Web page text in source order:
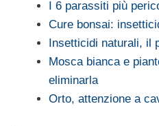
I 6 parassiti più
Cure bonsai:
Insetticidi naturali, il
Mosca bianca e
eliminarla
Orto, attenzione a